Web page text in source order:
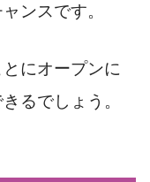
ンスです。
にオープンに
るでしょう。